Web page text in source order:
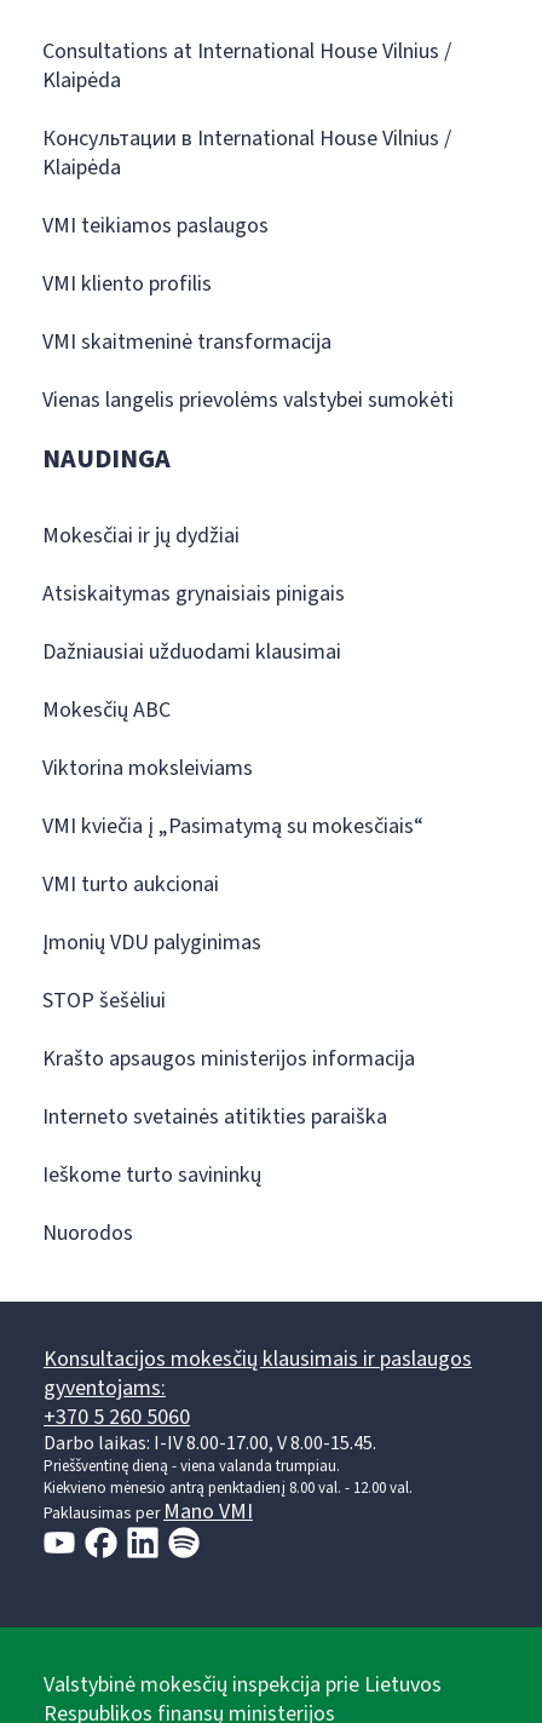
Consultations at International House Vilnius /
Klaipėda
Консультации в International House Vilnius /
Klaipėda
VMI teikiamos paslaugos
VMI kliento profilis
VMI skaitmeninė transformacija
Vienas langelis prievolėms valstybei sumokėti
NAUDINGA
Mokesčiai ir jų dydžiai
Atsiskaitymas grynaisiais pinigais
Dažniausiai užduodami klausimai
Mokesčių ABC
Viktorina moksleiviams
VMI kviečia į „Pasimatymą su mokesčiais“
VMI turto aukcionai
Įmonių VDU palyginimas
STOP šešėliui
Krašto apsaugos ministerijos informacija
Interneto svetainės atitikties paraiška
Ieškome turto savininkų
Nuorodos
Konsultacijos mokesčių klausimais ir paslaugos
gyventojams:
+370 5 260 5060
Darbo laikas: I-IV 8.00-17.00, V 8.00-15.45.
Prieššventinę dieną - viena valanda trumpiau.
Kiekvieno mėnesio antrą penktadienį 8.00 val. - 12.00 val.
Paklausimas per Mano VMI
Valstybinė mokesčių inspekcija prie Lietuvos
Respublikos finansų ministerijos